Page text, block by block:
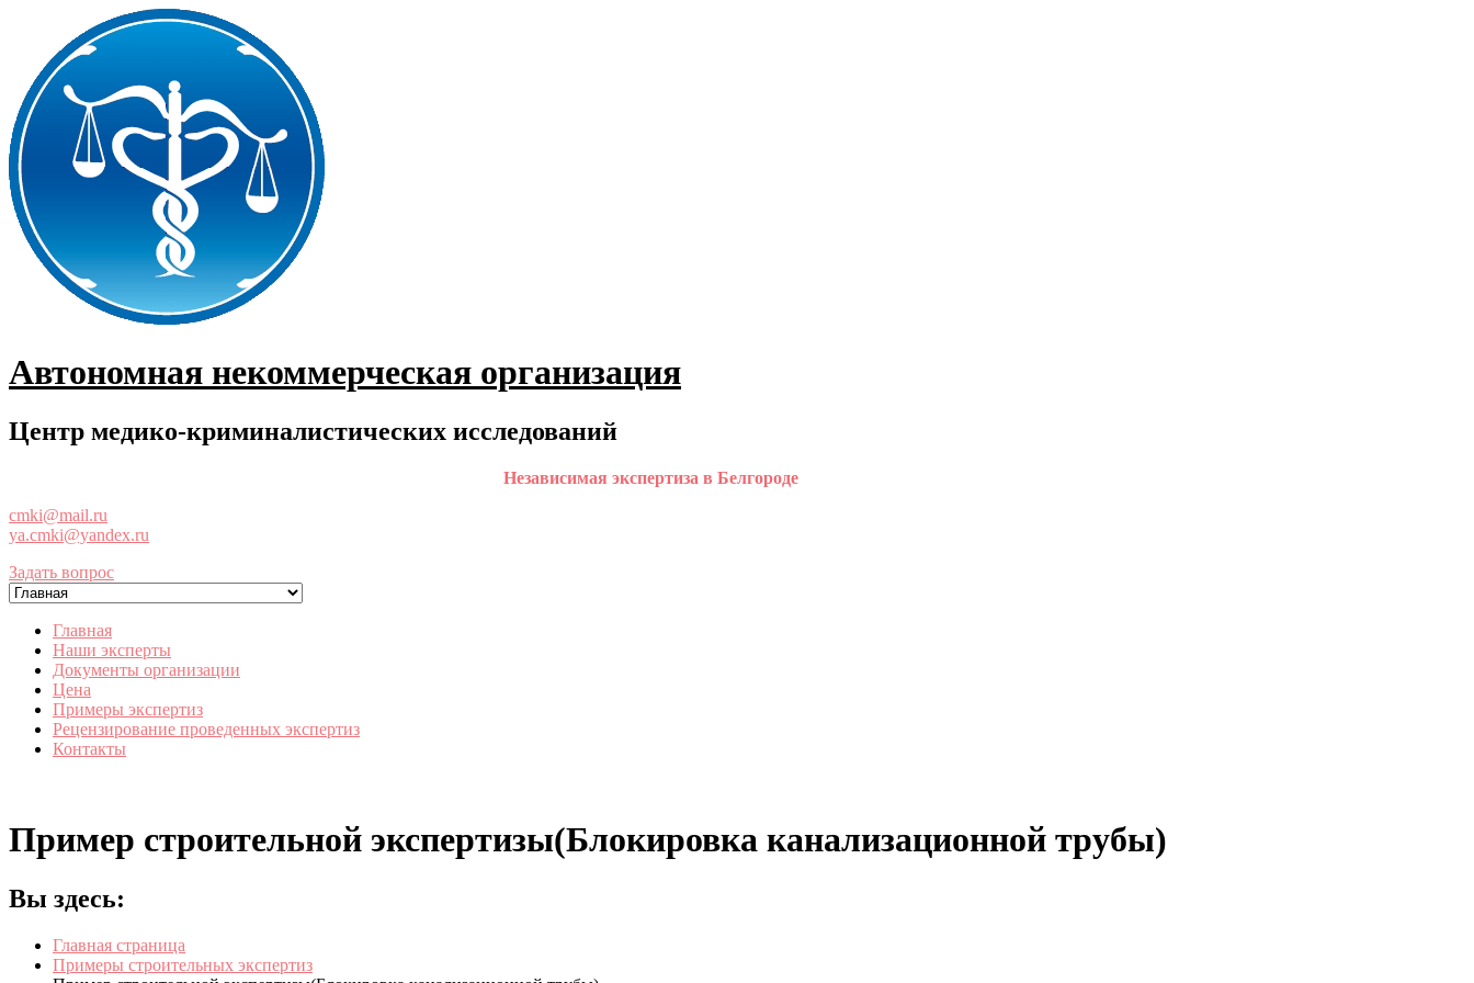
содержимому
Автономная некоммерческая организация
Центр медико-криминалистических исследований
Независимая экспертиза в Белгороде
cmki@mail.ru
ya.cmki@yandex.ru
Задать вопрос
Главная
Наши эксперты
Документы организации
Цена
Примеры экспертиз
Рецензирование проведенных экспертиз
Контакты
Пример строительной экспертизы(Блокировка канализационной трубы)
Вы здесь:
Главная страница
Примеры строительных экспертиз